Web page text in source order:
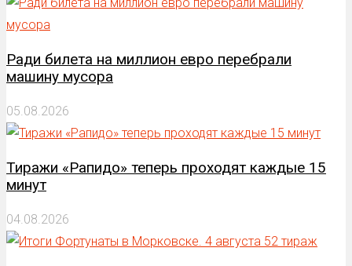
Ради билета на миллион евро перебрали
машину мусора
05.08.2026
Тиражи «Рапидо» теперь проходят каждые 15
минут
04.08.2026